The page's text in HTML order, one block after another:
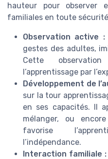
hauteur pour observer
familiales en toute
Observation active :
gestes des adultes,
Cette
l’apprentissage par
Développement de
sur la tour
en ses capacités. Il
mélanger, ou
favorise
l’indépendance.
Interaction familiale :